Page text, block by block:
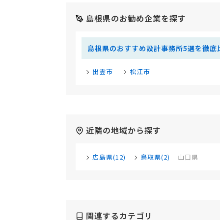
島根県のお勧め企業を探す
島根県のおすすめ設計事務所5選を徹底
出雲市 松江市
近隣の地域から探す
広島県(12) 鳥取県(2) 山口県
関連するカテゴリ